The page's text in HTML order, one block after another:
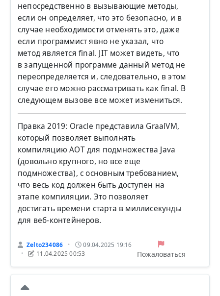
непосредственно в вызывающие методы,
если он определяет, что это безопасно, и в
случае необходимости отменять это, даже
если программист явно не указал, что
метод является final. JIT может видеть, что
в запущенной программе данный метод не
переопределяется и, следовательно, в этом
случае его можно рассматривать как final. В
следующем вызове все может измениться.
Правка 2019: Oracle представила GraalVM,
который позволяет выполнять
компиляцию AOT для подмножества Java
(довольно крупного, но все еще
подмножества), с основным требованием,
что весь код должен быть доступен на
этапе компиляции. Это позволяет
достигать времени старта в миллисекунды
для веб-контейнеров.
Zelto234086 • 09.04.2025 19:16
• 11.04.2025 00:53 Пожаловаться